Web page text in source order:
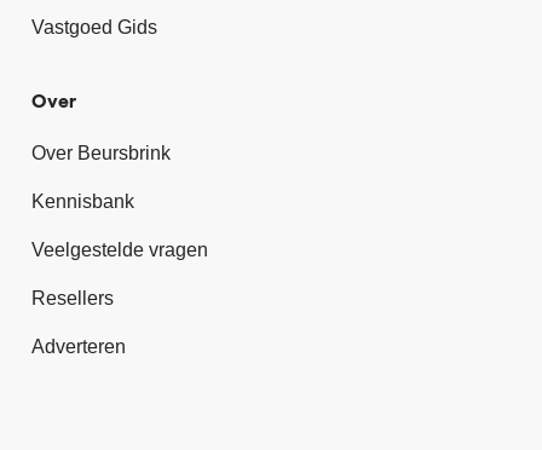
Vastgoed Gids
Over
Over Beursbrink
Kennisbank
Veelgestelde vragen
Resellers
Adverteren